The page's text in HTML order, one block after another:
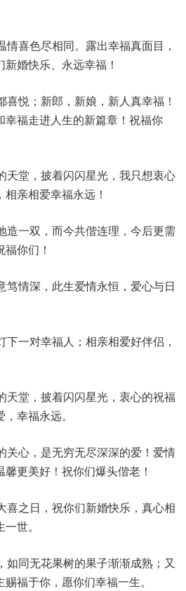
喜色尽相同。露出幸福真面目，
婚快乐、永远幸福！
悦；新郎，新娘，新人真幸福！
幸福走进人生的新篇章！祝福你
天堂，披着闪闪星光，我只想衷心
亲相爱幸福永远！
造一双，而今共偕连理，今后更需
你们！
笃情深，此生爱情永恒，爱心与日
一对幸福人；相亲相爱好伴侣，
天堂，披着闪闪星光，衷心的祝福
幸福永远。
关心，是无穷无尽深深的爱！爱情
更美好！祝你们爆头偕老！
喜之日，祝你们新婚快乐，真心相
世。
如同无花果树的果子渐渐成熟；又
福于你，愿你们幸福一生。